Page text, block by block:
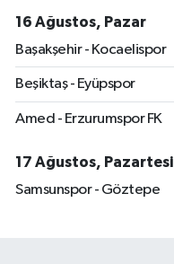
16 Ağustos, Pazar
Başakşehir - Kocaelispor
Beşiktaş - Eyüpspor
Amed - Erzurumspor FK
17 Ağustos, Pazartesi
Samsunspor - Göztepe